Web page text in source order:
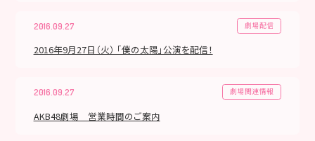
2016.09.27 劇場配信
2016年9月27日（火） 「僕の太陽」公演を配信！
2016.09.27 劇場関連情報
AKB48劇場 営業時間のご案内